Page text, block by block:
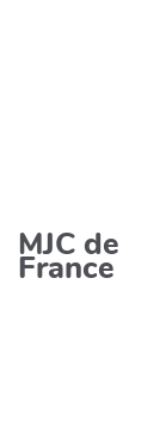
MJC de
France